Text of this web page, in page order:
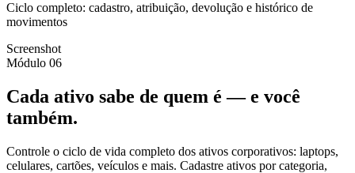
Ciclo completo: cadastro, atribuição, devolução e histórico de
movimentos
Screenshot
Módulo 06
Cada ativo sabe de quem é — e você
também.
Controle o ciclo de vida completo dos ativos corporativos: laptops,
celulares, cartões, veículos e mais. Cadastre ativos por categoria,